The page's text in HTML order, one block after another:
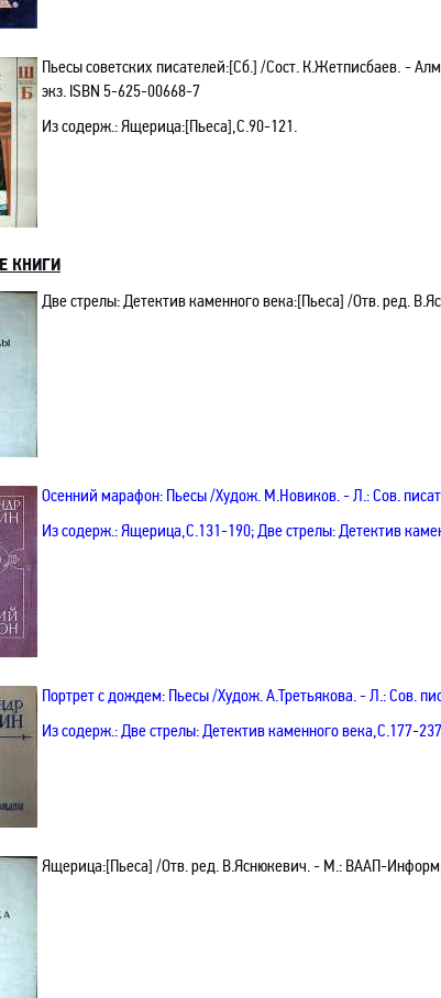
Пьесысоветских писателей:[Сб.] /Сост. К.Жетписбаев. -
экз. ISBN 5-625-00668-7
Из содерж.: Ящерица:[Пьеса],С.90-121.
КНИГИ
Две стрелы: Детектив каменного века:[Пьеса] /Отв. ред.
Осенний марафон: Пьесы /Худож. М.Новиков. - Л.: Сов.
Из содерж.:Ящерица,С.131-190; Две стрелы: Детектив
Портрет с дождем: Пьесы/Худож.А.Третьякова. - Л.: Сов. п
Из содерж.:Две стрелы: Детектив каменного века,С.177-
Ящерица:[Пьеса] /Отв. ред. В.Яснюкевич. - М.: ВААП-